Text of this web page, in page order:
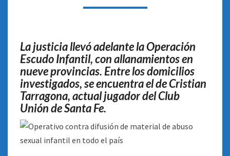
PAÍS
La justicia llevó adelante la Operación
Escudo Infantil, con allanamientos en
nueve provincias. Entre los domicilios
investigados, se encuentra el de Cristian
Tarragona, actual jugador del Club
Unión de Santa Fe.